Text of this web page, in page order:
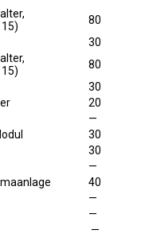
80
30
80
30
20
—
30
30
—
40
—
—
—